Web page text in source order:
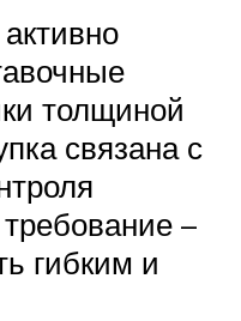
толщиной
связана с
–
гибким и